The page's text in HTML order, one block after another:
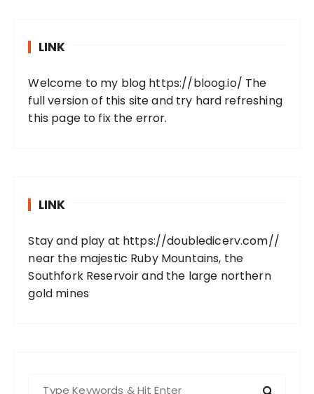
LINK
Welcome to my blog https://bloog.io/ The
full version of this site and try hard refreshing
this page to fix the error.
LINK
Stay and play at https://doubledicerv.com//
near the majestic Ruby Mountains, the
Southfork Reservoir and the large northern
gold mines